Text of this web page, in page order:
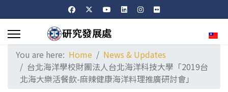
You are here: Home
News & Updates
台北海洋學校財團法人台北海洋科技大學「2019台
北海大樂活餐飲-麻辣健康海洋料理推廣研討會」